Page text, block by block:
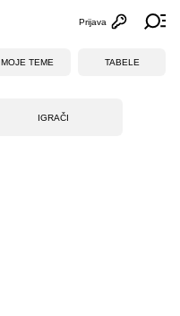
Otvori
Prijava
MOJE TEME TABELE
IGRAČI